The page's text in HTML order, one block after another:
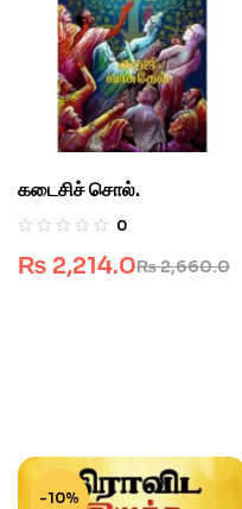
கடைசிச் சொல்.
0
₨2,660.0
₨ 2,214.0
-10%